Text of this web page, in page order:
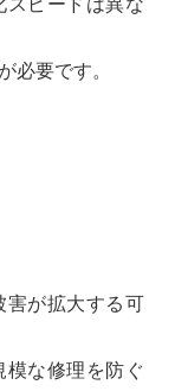
スピードは異な
必要です。
害が拡大する可
模な修理を防ぐ